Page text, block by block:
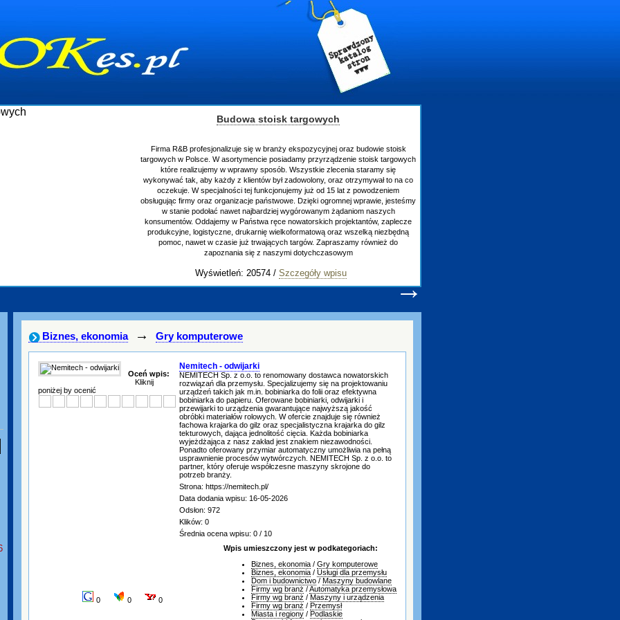
Budowa stoisk targowych
Firma R&B profesjonalizuje się w branży ekspozycyjnej oraz budowie stoisk
targowych w Polsce. W asortymencie posiadamy przyrządzenie stoisk targowych
które realizujemy w wprawny sposób. Wszystkie zlecenia staramy się
wykonywać tak, aby każdy z klientów był zadowolony, oraz otrzymywał to na co
oczekuje. W specjalności tej funkcjonujemy już od 15 lat z powodzeniem
obsługując firmy oraz organizacje państwowe. Dzięki ogromnej wprawie, jesteśmy
w stanie podołać nawet najbardziej wygórowanym żądaniom naszych
konsumentów. Oddajemy w Państwa ręce nowatorskich projektantów, zaplecze
produkcyjne, logistyczne, drukarnię wielkoformatową oraz wszelką niezbędną
pomoc, nawet w czasie już trwających targów. Zapraszamy również do
zapoznania się z naszymi dotychczasowym
Wyświetleń: 20574 / Szczegóły wpisu
→
Biznes, ekonomia → Gry komputerowe
Oceń wpis:
Kliknij
poniżej by ocenić
Nemitech - odwijarki
NEMITECH Sp. z o.o. to renomowany dostawca nowatorskich
rozwiązań dla przemysłu. Specjalizujemy się na projektowaniu
urządzeń takich jak m.in. bobiniarka do folii oraz efektywna
bobiniarka do papieru. Oferowane bobiniarki, odwijarki i
przewijarki to urządzenia gwarantujące najwyższą jakość
obróbki materiałów rolowych. W ofercie znajduje się również
fachowa krajarka do gilz oraz specjalistyczna krajarka do gilz
tekturowych, dająca jednolitość cięcia. Każda bobiniarka
wyjeżdżająca z nasz zakład jest znakiem niezawodności.
Ponadto oferowany przymiar automatyczny umożliwia na pełną
usprawnienie procesów wytwórczych. NEMITECH Sp. z o.o. to
partner, który oferuje współczesne maszyny skrojone do
potrzeb branży.
Strona: https://nemitech.pl/
Data dodania wpisu: 16-05-2026
Odsłon: 972
Klików: 0
Średnia ocena wpisu: 0 / 10
0 0 0
Wpis umieszczony jest w podkategoriach:
Biznes, ekonomia / Gry komputerowe
Biznes, ekonomia / Usługi dla przemysłu
Dom i budownictwo / Maszyny budowlane
Firmy wg branż /Automatyka przemysłowa
Firmy wg branż / Maszyny i urządzenia
Firmy wg branż / Przemysł
Miasta i regiony / Podlaskie